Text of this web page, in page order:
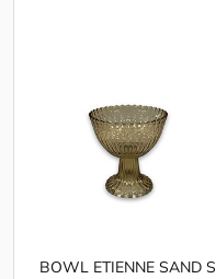
BOWL ETIENNE SAND S